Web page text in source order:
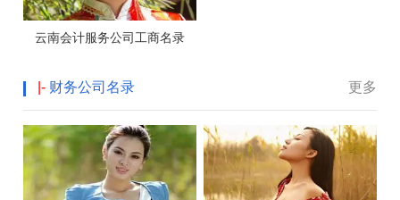
云南会计服务公司工商名录
更多
|- 财务公司名录